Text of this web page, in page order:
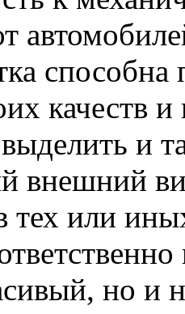
качеств
и
внешний
тех или
но и